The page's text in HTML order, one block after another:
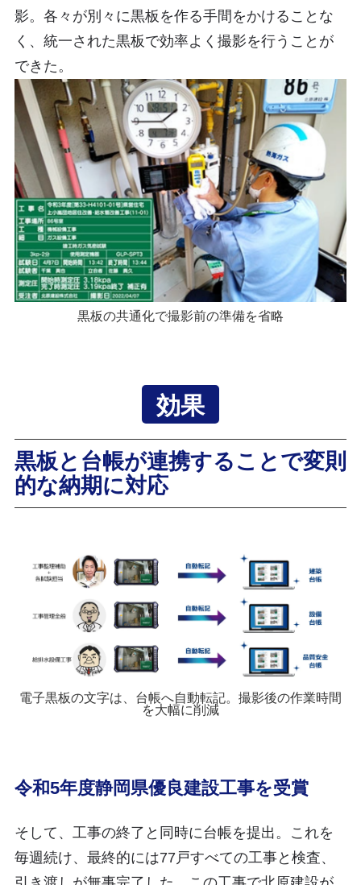
影。各々が別々に黒板を作る手間をかけることな
く、統一された黒板で効率よく撮影を行うことが
できた。
黒板の共通化で撮影前の準備を省略
効果
黒板と台帳が連携することで変則
的な納期に対応
電子黒板の文字は、台帳へ自動転記。撮影後の作業時間
を大幅に削減
令和5年度静岡県優良建設工事を受賞
そして、工事の終了と同時に台帳を提出。これを
毎週続け、最終的には77戸すべての工事と検査、